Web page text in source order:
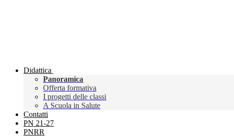
Didattica
Panoramica
Offerta formativa
I progetti delle classi
A Scuola in Salute
Contatti
PN 21-27
PNRR